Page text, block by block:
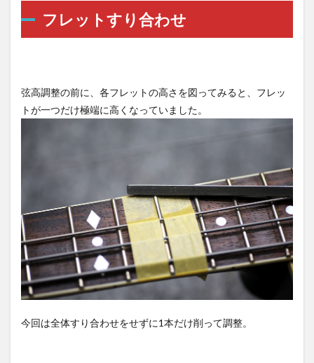
フレットすり合わせ
弦高調整の前に、各フレットの高さを図ってみると、フレッ
トが一つだけ極端に高くなっていました。
今回は全体すり合わせをせずに1本だけ削って調整。